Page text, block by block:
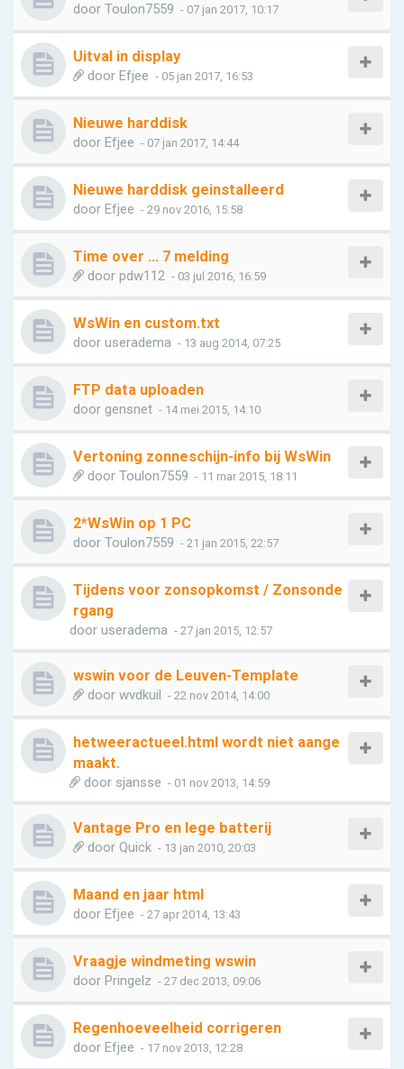
door Toulon7559 - 07 jan 2017, 10:17
Uitval in display
door Efjee - 05 jan 2017, 16:53
Nieuwe harddisk
door Efjee - 07 jan 2017, 14:44
Nieuwe harddisk geinstalleerd
door Efjee - 29 nov 2016, 15:58
Time over ... 7 melding
door pdw112 - 03 jul 2016, 16:59
WsWin en custom.txt
door useradema - 13 aug 2014, 07:25
FTP data uploaden
door gensnet - 14 mei 2015, 14:10
Vertoning zonneschijn-info bij WsWin
door Toulon7559 - 11 mar 2015, 18:11
2*WsWin op 1 PC
door Toulon7559 - 21 jan 2015, 22:57
Tijdens voor zonsopkomst / Zonsonde
rgang
door useradema - 27 jan 2015, 12:57
wswin voor de Leuven-Template
door wvdkuil - 22 nov 2014, 14:00
hetweeractueel.html wordt niet aange
maakt.
door sjansse - 01 nov 2013, 14:59
Vantage Pro en lege batterij
door Quick - 13 jan 2010, 20:03
Maand en jaar html
door Efjee - 27 apr 2014, 13:43
Vraagje windmeting wswin
door Pringelz - 27 dec 2013, 09:06
Regenhoeveelheid corrigeren
door Efjee - 17 nov 2013, 12:28